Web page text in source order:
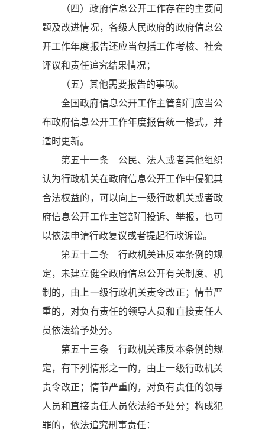
（四）政府信息公开工作存在的主要问
题及改进情况，各级人民政府的政府信息公
开工作年度报告还应当包括工作考核、社会
评议和责任追究结果情况；
（五）其他需要报告的事项。
全国政府信息公开工作主管部门应当公
布政府信息公开工作年度报告统一格式，并
适时更新。
第五十一条 公民、法人或者其他组织
认为行政机关在政府信息公开工作中侵犯其
合法权益的，可以向上一级行政机关或者政
府信息公开工作主管部门投诉、举报，也可
以依法申请行政复议或者提起行政诉讼。
第五十二条 行政机关违反本条例的规
定，未建立健全政府信息公开有关制度、机
制的，由上一级行政机关责令改正；情节严
重的，对负有责任的领导人员和直接责任人
员依法给予处分。
第五十三条 行政机关违反本条例的规
定，有下列情形之一的，由上一级行政机关
责令改正；情节严重的，对负有责任的领导
人员和直接责任人员依法给予处分；构成犯
罪的，依法追究刑事责任：